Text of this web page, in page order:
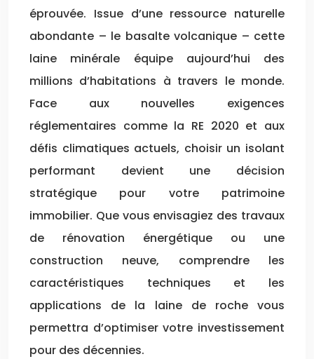
éprouvée. Issue d’une ressource naturelle
abondante – le basalte volcanique – cette
laine minérale équipe aujourd’hui des
millions d’habitations à travers le monde.
Face aux nouvelles exigences
réglementaires comme la RE 2020 et aux
défis climatiques actuels, choisir un isolant
performant devient une décision
stratégique pour votre patrimoine
immobilier. Que vous envisagiez des travaux
de rénovation énergétique ou une
construction neuve, comprendre les
caractéristiques techniques et les
applications de la laine de roche vous
permettra d’optimiser votre investissement
pour des décennies.